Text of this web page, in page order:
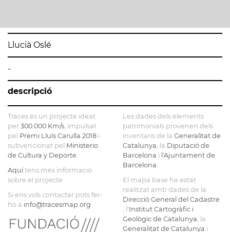
Llucià Oslé
-
descripció
Traces és un projecte ideat
per 300.000 Km/s , impulsat
pel Premi Lluís Carulla 2018 i
subvencionat pel Ministerio
de Cultura y Deporte
Aquítens més informació
sobre el projecte
Si ens vols contactar pots fer-
ho a info@tracesmap.org
Les dades dels elements
patrimonials provenen dels
inventaris de la Generalitat de
Catalunya , la Diputació de
Barcelona i l'Ajuntament de
Barcelona
El mapa base ha estat
realitzat amb dades de la
Direcció General del Cadastre
, l'Institut Cartogràfic i
Geològic de Catalunya , la
Generalitat de Catalunya i